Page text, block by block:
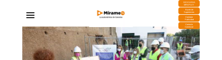
DESCARGA
MIRAPLAY
Buzón de
Sugerencias
Contratar
Publicidad
Contacto
Comercial